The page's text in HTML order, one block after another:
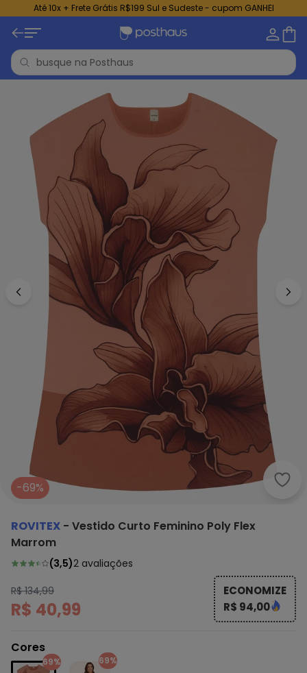
Até 10x + Frete Grátis R$199 Sul e Sudeste - cupom GANHEI
-69%
ROVITEX - Vestido Curto Feminino Poly Flex
Marrom
(3,5)2 avaliações
R$ 134,99
R$ 40,99
ECONOMIZE
R$ 94,00
Cores
69% 69%